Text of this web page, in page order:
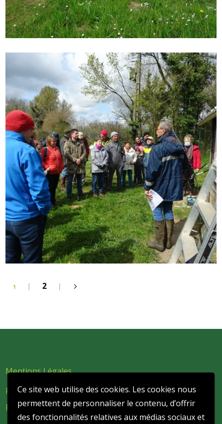
Ce site web utilise des cookies. Les cookies nous
permettent de personnaliser le contenu, d’offrir
des fonctionnalités relatives aux médias sociaux et
1 2
Mentions Légales
Politique de confidentialité et de protection des données
personnelles